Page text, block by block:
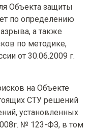
Объекта защиты
по определению
а также
по методике,
от 30.06.2009 г.
на Объекте
СТУ решений
установленных
№ 123-ФЗ, в том